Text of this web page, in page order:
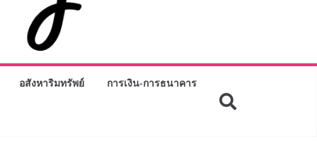
อสังหาริมทรัพย์ การเงิน-การธนาคาร